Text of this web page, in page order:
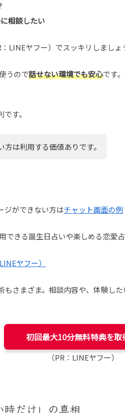
相談したい
：LINEヤフー）でスッキリしましょ
うので話せない環境でも安心です
す。
方は利用する価値ありです。
ジができない方はチャット画面の例
できる誕生日占いや楽しめる恋愛
ヤフー）
もさまざま。相談内容や、体験し
初回最大10分無料特典を
（PR：LINEヤフー）
だけ」の真相